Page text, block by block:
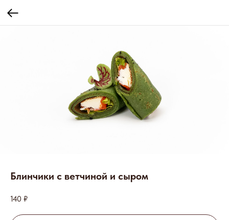
Блинчики с ветчиной и сыром
140 ₽